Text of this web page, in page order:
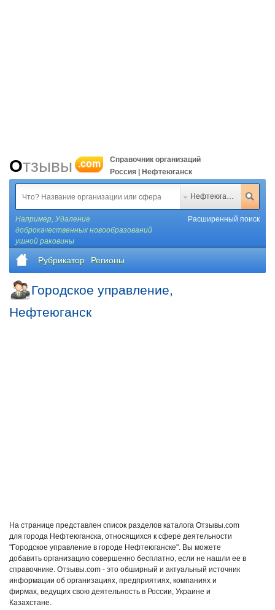
Отзывы .com
Справочник организаций
Россия | Нефтеюганск
Нефтеюганск
Например, Удаление
доброкачественных новообразований
ушной раковины
Расширенный поиск
Рубрикатор Регионы
Городское управление,
Нефтеюганск
На странице представлен список разделов каталога Отзывы.com
для города Нефтеюганска, относящихся к сфере деятельности
"Городское управление в городе Нефтеюганске". Вы можете
добавить организацию совершенно бесплатно, если не нашли ее в
справочнике. Отзывы.com - это обширный и актуальный источник
информации об организациях, предприятиях, компаниях и
фирмах, ведущих свою деятельность в России, Украине и
Казахстане.